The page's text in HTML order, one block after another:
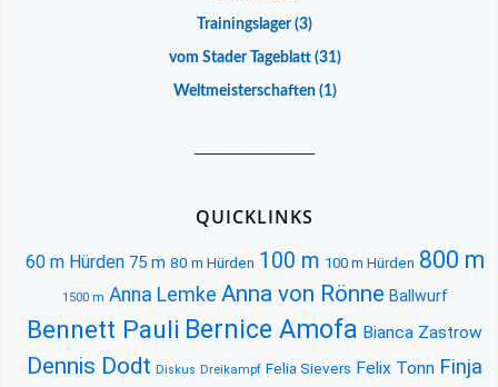
Trainingslager(3)
vom Stader Tageblatt(31)
Weltmeisterschaften(1)
QUICKLINKS
60 m Hürden 75 m 80 m Hürden 100 m 100 m Hürden 800 m
1500 m Anna Lemke Anna von Rönne Ballwurf
Bennett Pauli Bernice Amofa Bianca Zastrow
Dennis Dodt Diskus Dreikampf Felia Sievers Felix Tonn Finja